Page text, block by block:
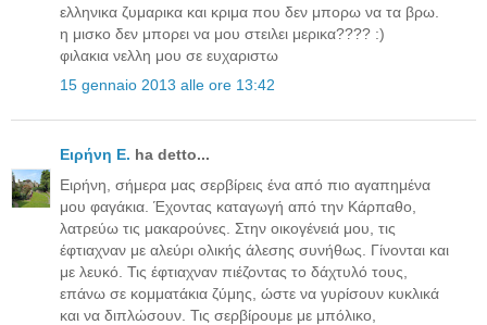
ελληνικα ζυμαρικα και κριμα που δεν μπορω να τα βρω.
η μισκο δεν μπορει να μου στειλει μερικα???? :)
φιλακια νελλη μου σε ευχαριστω
15 gennaio 2013 alle ore 13:42
Ειρήνη Ε. ha detto...
Ειρήνη, σήμερα μας σερβίρεις ένα από πιο αγαπημένα
μου φαγάκια. Έχοντας καταγωγή από την Κάρπαθο,
λατρεύω τις μακαρούνες. Στην οικογένειά μου, τις
έφτιαχναν με αλεύρι ολικής άλεσης συνήθως. Γίνονται και
με λευκό. Τις έφτιαχναν πιέζοντας το δάχτυλό τους,
επάνω σε κομματάκια ζύμης, ώστε να γυρίσουν κυκλικά
και να διπλώσουν. Τις σερβίρουμε με μπόλικο,